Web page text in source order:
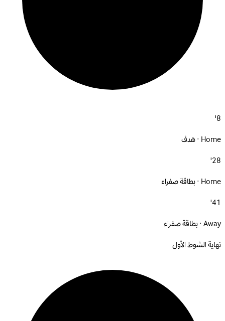
8'
Home · هدف
28'
Home · بطاقة صفراء
41'
Away · بطاقة صفراء
نهاية الشوط الأول